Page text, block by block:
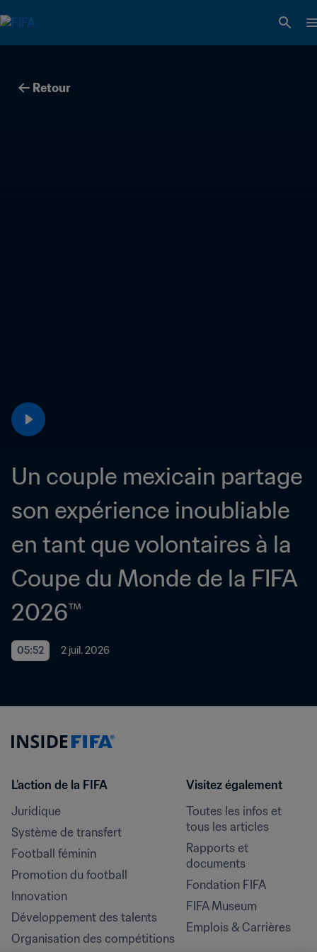
Retour
Un couple mexicain partage
son expérience inoubliable
en tant que volontaires à la
Coupe du Monde de la FIFA
2026™
05:52 2 juil. 2026
L’action de la FIFA
Juridique
Système de transfert
Football féminin
Promotion du football
Innovation
Développement des talents
Organisation des compétitions
Visitez également
Toutes les infos et
tous les articles
Rapports et
documents
Fondation FIFA
FIFA Museum
Emplois & Carrières